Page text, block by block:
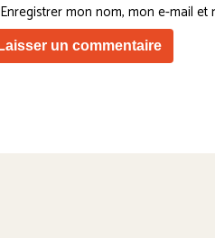
Enregistrer mon nom, mon e-mail